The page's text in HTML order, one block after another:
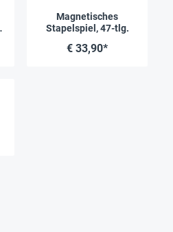
Magnetisches
Stapelspiel, 47-tlg.
€ 33,90*